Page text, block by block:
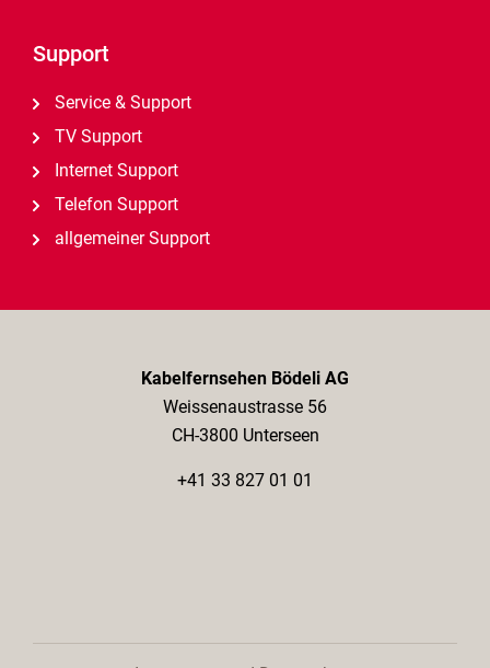
Support
Service & Support
TV Support
Internet Support
Telefon Support
allgemeiner Support
Kabelfernsehen Bödeli AG
Weissenaustrasse 56
CH-3800 Unterseen
+41 33 827 01 01